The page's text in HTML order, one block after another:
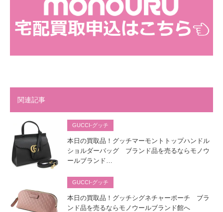
関連記事
GUCCI-グッチ
本日の買取品！グッチマーモントトップハンドル
ショルダーバッグ ブランド品を売るならモノウ
ールブランド…
GUCCI-グッチ
本日の買取品！グッチシグネチャーポーチ ブラ
ンド品を売るならモノウールブランド館へ